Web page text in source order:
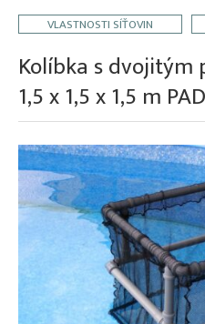
O firmě
Kontakt
VLASTNOSTI SÍŤOVIN
Kolíbka s
1,5 x 1,5 x 1,5 m